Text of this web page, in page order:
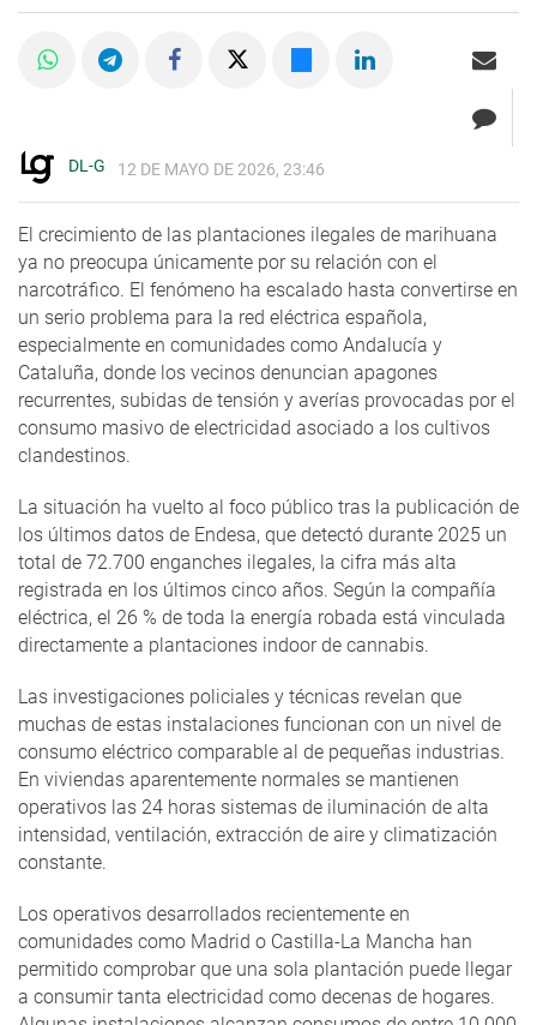
DL-G 12 DE MAYO DE 2026, 23:46
El crecimiento de las plantaciones ilegales de marihuana
ya no preocupa únicamente por su relación con el
narcotráfico. El fenómeno ha escalado hasta convertirse en
un serio problema para la red eléctrica española,
especialmente en comunidades como Andalucía y
Cataluña, donde los vecinos denuncian apagones
recurrentes, subidas de tensión y averías provocadas por el
consumo masivo de electricidad asociado a los cultivos
clandestinos.
La situación ha vuelto al foco público tras la publicación de
los últimos datos de Endesa, que detectó durante 2025 un
total de 72.700 enganches ilegales, la cifra más alta
registrada en los últimos cinco años. Según la compañía
eléctrica, el 26 % de toda la energía robada está vinculada
directamente a plantaciones indoor de cannabis.
Las investigaciones policiales y técnicas revelan que
muchas de estas instalaciones funcionan con un nivel de
consumo eléctrico comparable al de pequeñas industrias.
En viviendas aparentemente normales se mantienen
operativos las 24 horas sistemas de iluminación de alta
intensidad, ventilación, extracción de aire y climatización
constante.
Los operativos desarrollados recientemente en
comunidades como Madrid o Castilla-La Mancha han
permitido comprobar que una sola plantación puede llegar
a consumir tanta electricidad como decenas de hogares.